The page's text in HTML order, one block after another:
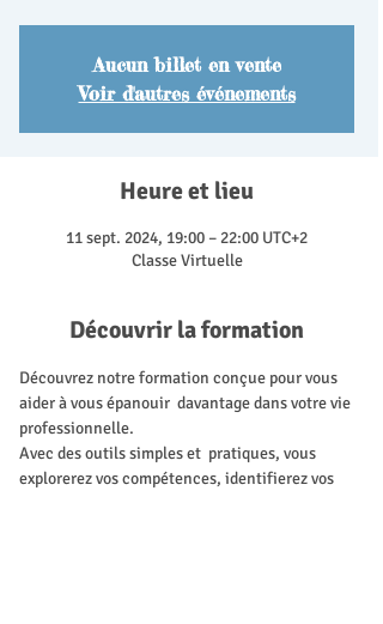
Aucun billet en vente
Voir d'autres événements
Heure et lieu
11 sept. 2024, 19:00 – 22:00 UTC+2
Classe Virtuelle
Découvrir la formation
Découvrez notre formation conçue pour vous
aider à vous épanouir  davantage dans votre vie
professionnelle.
Avec des outils simples et  pratiques, vous
explorerez vos compétences, identifierez vos